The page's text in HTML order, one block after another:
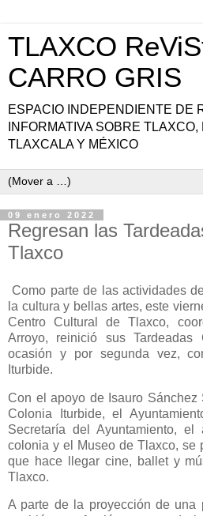
TLAXCO
CARRO GRIS
ESPACIO INDEPENDIENTE DE
INFORMATIVA SOBRE
TLAXCALA Y MÉXICO
09 enero 2022
Regresan las
Tlaxco
Como parte de las actividades
la cultura y bellas artes, este
Centro Cultural de Tlaxco,
Arroyo, reinició sus
ocasión y por segunda vez,
Iturbide.
Con el apoyo de Isauro Sánchez
Colonia Iturbide, el
Secretaría del Ayuntamiento,
colonia y el Museo de Tlaxco, se
que hace llegar cine, ballet y
Tlaxco.
A parte de la proyección de una